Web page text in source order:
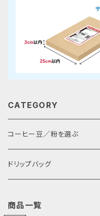
CATEGORY
コーヒー豆／粉を選ぶ
焙煎度で選ぶ
ドリップバッグ
商品一覧